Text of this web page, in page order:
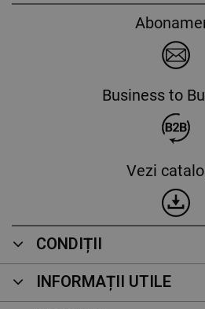
Business to
Vezi
CONDIȚII
INFORMAȚII UTILE